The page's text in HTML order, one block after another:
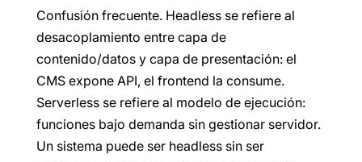
Confusión frecuente. Headless se refiere al
desacoplamiento entre capa de
contenido/datos y capa de presentación: el
CMS expone API, el frontend la consume.
Serverless se refiere al modelo de ejecución:
funciones bajo demanda sin gestionar servidor.
Un sistema puede ser headless sin ser